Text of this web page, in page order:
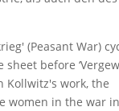
(Peasant War)
before
Kollwitz's work, the
women in the war